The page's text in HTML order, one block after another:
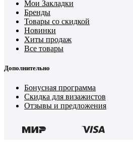
Мои Закладки
Бренды
Товары со скидкой
Новинки
Хиты продаж
Все товары
Дополнительно
Бонусная программа
Скидка для визажистов
Отзывы и предложения